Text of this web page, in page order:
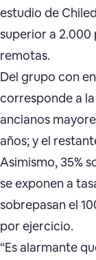
estudio de
superior a 2.000
remotas.
Del grupo con
corresponde a
ancianos
años; y el
Asimismo, 35%
se exponen a
sobrepasan el
por ejercicio.
“Es alarmante